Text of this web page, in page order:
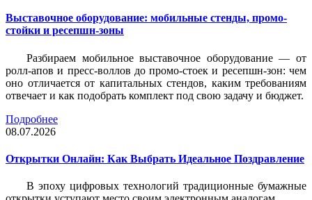
Выставочное оборудование: мобильные стенды, промо-
стойки и ресепшн-зоны
Разбираем мобильное выставочное оборудование — от
ролл-апов и пресс-воллов до промо-стоек и ресепшн-зон: чем
оно отличается от капитальных стендов, каким требованиям
отвечает и как подобрать комплект под свою задачу и бюджет.
Подробнее
08.07.2026
Открытки Онлайн: Как Выбрать Идеальное Поздравление
В эпоху цифровых технологий традиционные бумажные